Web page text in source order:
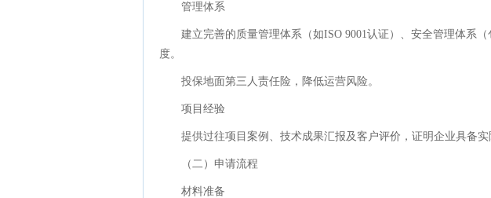
管理体系
建立完善的质量管理体系（如ISO 9001认证）、安全管理体系
度。
投保地面第三人责任险，降低运营风险。
项目经验
提供过往项目案例、技术成果汇报及客户评价，证明企业具备实
（二）申请流程
材料准备